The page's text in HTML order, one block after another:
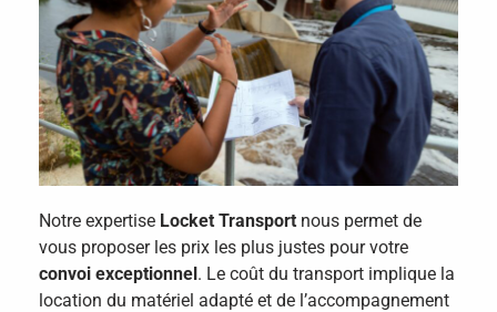
Notre expertise Locket Transport nous permet de
vous proposer les prix les plus justes pour votre
convoi exceptionnel. Le coût du transport implique la
location du matériel adapté et de l’accompagnement